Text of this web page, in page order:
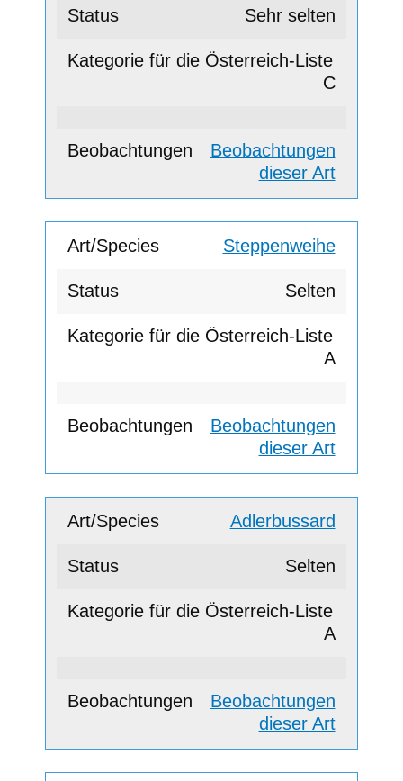
Sehr selten
C
Beobachtungen
dieser Art
Steppenweihe
Selten
A
Beobachtungen
dieser Art
Adlerbussard
Selten
A
Beobachtungen
dieser Art